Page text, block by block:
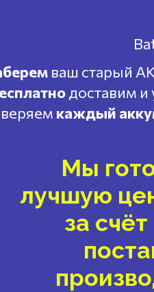
ваш старый
доставим и
каждый
Мы
лучшую
за